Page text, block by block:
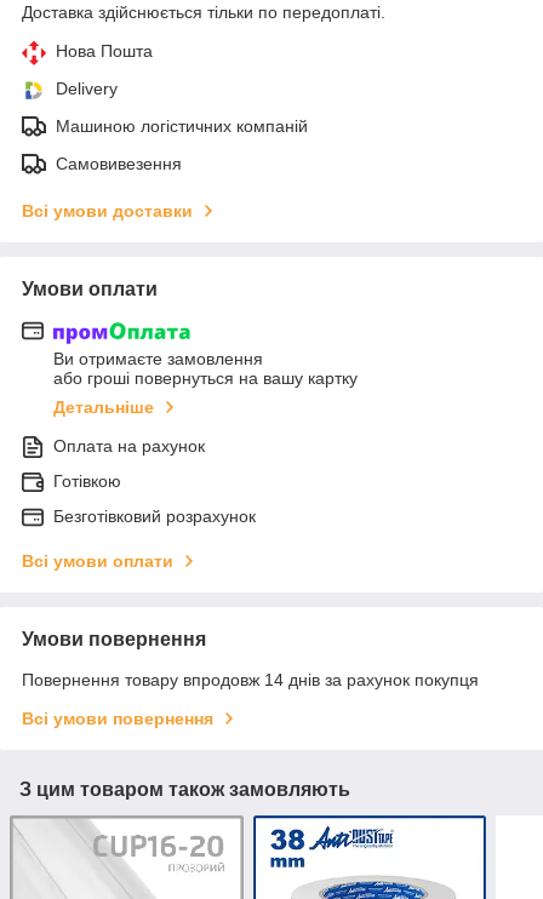
Доставка здійснюється тільки по передоплаті.
Нова Пошта
Delivery
Машиною логістичних компаній
Самовивезення
Всі умови доставки
Умови оплати
Ви отримаєте замовлення
або гроші повернуться на вашу картку
Детальніше
Оплата на рахунок
Готівкою
Безготівковий розрахунок
Всі умови оплати
Умови повернення
Повернення товару впродовж 14 днів за рахунок покупця
Всі умови повернення
З цим товаром також замовляють